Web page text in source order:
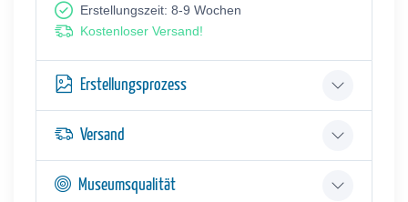
Erstellungszeit: 8-9 Wochen
Kostenloser Versand!
Erstellungsprozess
Versand
Museumsqualität